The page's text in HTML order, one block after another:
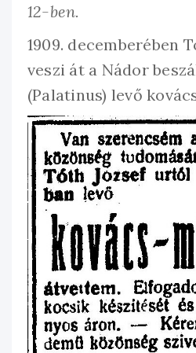
12-ben.
1909. decemberében
veszi át a Nádor
(Palatinus) levő